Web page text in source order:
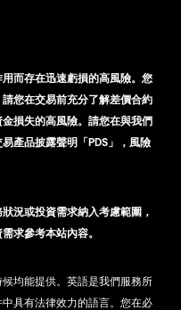
而存在迅速虧損的高風險。您
您在交易前充分了解差價合約
損失的高風險。請您在與我們
產品披露聲明「PDS」，風險
況或投資需求納入考慮範圍，
求參考本站內容。
均能提供。英語是我們服務所
具有法律效力的語言。您在必